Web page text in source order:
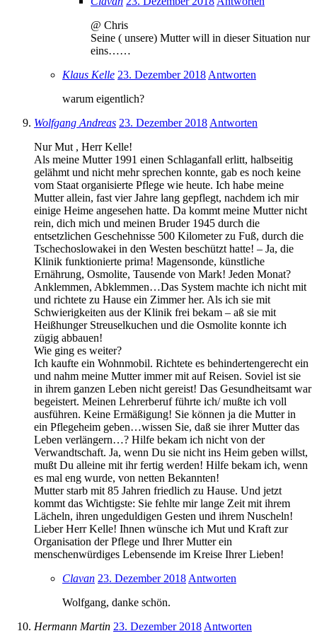
@ Chris
Seine ( unsere) Mutter will in dieser Situation nur
eins……
Klaus Kelle 23. Dezember 2018 Antworten
warum eigentlich?
Wolfgang Andreas 23. Dezember 2018 Antworten
Nur Mut , Herr Kelle!
Als meine Mutter 1991 einen Schlaganfall erlitt, halbseitig
gelähmt und nicht mehr sprechen konnte, gab es noch keine
vom Staat organisierte Pflege wie heute. Ich habe meine
Mutter allein, fast vier Jahre lang gepflegt, nachdem ich mir
einige Heime angesehen hatte. Da kommt meine Mutter nicht
rein, dich mich und meinen Bruder 1945 durch die
entsetzlichen Geschehnisse 500 Kilometer zu Fuß, durch die
Tschechoslowakei in den Westen beschützt hatte! – Ja, die
Klinik funktionierte prima! Magensonde, künstliche
Ernährung, Osmolite, Tausende von Mark! Jeden Monat?
Anklemmen, Abklemmen…Das System machte ich nicht mit
und richtete zu Hause ein Zimmer her. Als ich sie mit
Schwierigkeiten aus der Klinik frei bekam – aß sie mit
Heißhunger Streuselkuchen und die Osmolite konnte ich
zügig abbauen!
Wie ging es weiter?
Ich kaufte ein Wohnmobil. Richtete es behindertengerecht ein
und nahm meine Mutter immer mit auf Reisen. Soviel ist sie
in ihrem ganzen Leben nicht gereist! Das Gesundheitsamt war
begeistert. Meinen Lehrerberuf führte ich/ mußte ich voll
ausführen. Keine Ermäßigung! Sie können ja die Mutter in
ein Pflegeheim geben…wissen Sie, daß sie ihrer Mutter das
Leben verlängern…? Hilfe bekam ich nicht von der
Verwandtschaft. Ja, wenn Du sie nicht ins Heim geben willst,
mußt Du alleine mit ihr fertig werden! Hilfe bekam ich, wenn
es mal eng wurde, von netten Bekannten!
Mutter starb mit 85 Jahren friedlich zu Hause. Und jetzt
kommt das Wichtigste: Sie fehlte mir lange Zeit mit ihrem
Lächeln, ihren ungeduldigen Gesten und ihrem Nuscheln!
Lieber Herr Kelle! Ihnen wünsche ich Mut und Kraft zur
Organisation der Pflege und Ihrer Mutter ein
menschenwürdiges Lebensende im Kreise Ihrer Lieben!
Clavan 23. Dezember 2018 Antworten
Wolfgang, danke schön.
Hermann Martin 23. Dezember 2018 Antworten